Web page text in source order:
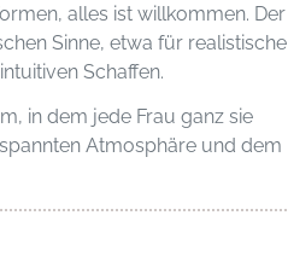
alles ist willkommen. Der
Sinne, etwa für realistische
Schaffen.
in dem jede Frau ganz sie
Atmosphäre und dem